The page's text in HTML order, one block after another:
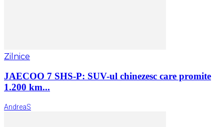
Zilnice
JAECOO 7 SHS-P: SUV-ul chinezesc care promite
1.200 km...
AndreaS